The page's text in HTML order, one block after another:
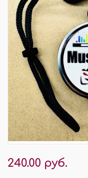
240.00 руб.